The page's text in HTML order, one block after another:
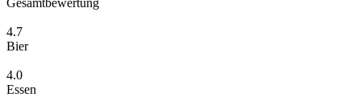
4.7
Bier
4.0
Essen